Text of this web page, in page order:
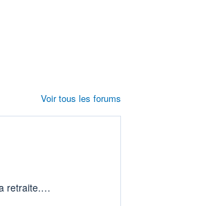
retraite.
Voir tous les forums